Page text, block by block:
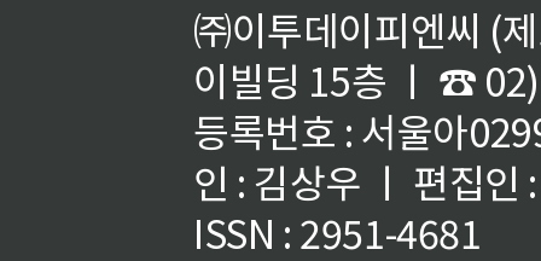
㈜이투데이피엔씨 (
이빌딩 15층 ㅣ ☎
등록번호 : 서울아
인 : 김상우 ㅣ 편집인
ISSN : 2951-4681